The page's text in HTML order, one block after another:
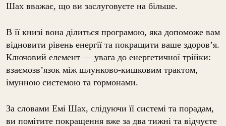
Шах вважає, що ви заслуговуєте на більше.
В її книзі вона ділиться програмою, яка допоможе вам
відновити рівень енергії та покращити ваше здоров’я.
Ключовий елемент — увага до енергетичної трійки:
взаємозв’язок між шлунково-кишковим трактом,
імунною системою та гормонами.
За словами Емі Шах, слідуючи її системі та порадам,
ви помітите покращення вже за два тижні та відчуєте